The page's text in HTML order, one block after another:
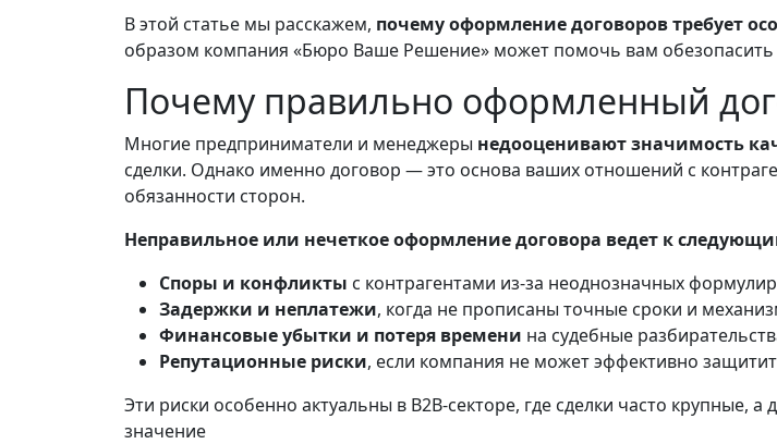
В этой статье мы расскажем, почему оформление договоров требует
образом компания «Бюро Ваше Решение» может помочь вам обезопасить
Почему правильно оформленный
Многие предприниматели и менеджеры недооценивают значимость
сделки. Однако именно договор — это основа ваших отношений с
обязанности сторон.
Неправильное или нечеткое оформление договора ведет к
Споры и конфликты с контрагентами из-за неоднозначных
Задержки и неплатежи, когда не прописаны точные сроки и
Финансовые убытки и потеря времени на судебные
Репутационные риски, если компания не может эффективно
Эти риски особенно актуальны в B2B-секторе, где сделки часто
значение